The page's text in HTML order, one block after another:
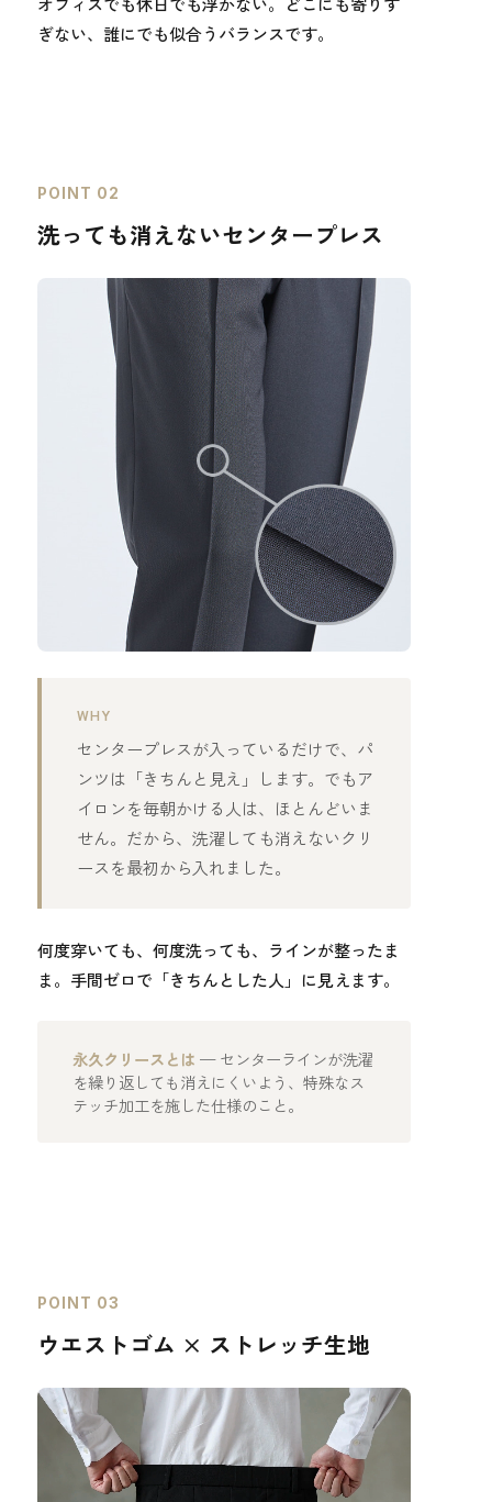
ぎない、誰にでも似合うバランスです。
POINT 02
洗っても消えないセンタープレス
WHY
センタープレスが入っているだけで、パ
ンツは「きちんと見え」します。でもア
イロンを毎朝かける人は、ほとんどいま
せん。だから、洗濯しても消えないクリ
ースを最初から入れました。
何度穿いても、何度洗っても、ラインが整ったま
ま。手間ゼロで「きちんとした人」に見えます。
永久クリースとは — センターラインが洗濯
を繰り返しても消えにくいよう、特殊なス
テッチ加工を施した仕様のこと。
POINT 03
ウエストゴム × ストレッチ生地